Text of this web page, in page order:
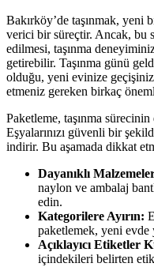
Bakırköy’de taşınmak, yeni
verici bir süreçtir. Ancak, bu
edilmesi, taşınma
getirebilir. Taşınma günü
olduğu, yeni evinize
etmeniz gereken birkaç
Paketleme, taşınma
Eşyalarınızı güvenli bir
indirir. Bu aşamada dikkat
Dayanıklı
naylon ve ambalaj
edin.
Kategorilere Ayırın:
paketlemek, yeni evde
Açıklayıcı Etiketler
içindekileri belirten